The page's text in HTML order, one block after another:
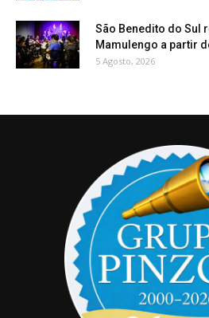
São Benedito do Sul
Mamulengo a partir
5 Agosto, 2026